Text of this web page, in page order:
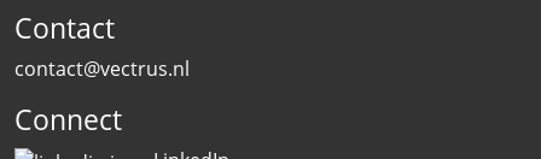
Contact
contact@vectrus.nl
Connect